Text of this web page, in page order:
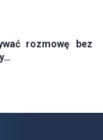
rozmowę bez